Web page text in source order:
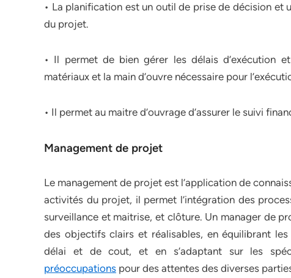
• La planification est un outil de prise de décision
du projet.
• Il permet de bien gérer les délais d’exécution
matériaux et la main d’ouvre nécessaire pour
• Il permet au maitre d’ouvrage d’assurer le suivi
Management de projet
Le management de projet est l’application de
activités du projet, il permet l’intégration des
surveillance et maitrise, et clôture. Un manager de
des objectifs clairs et réalisables, en équilibrant
délai et de cout, et en s’adaptant sur les
préoccupations pour des attentes des diverses